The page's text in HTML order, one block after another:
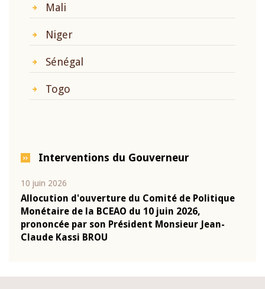
Mali
Niger
Sénégal
Togo
Interventions du Gouverneur
10 juin 2026
Allocution d'ouverture du Comité de Politique
Monétaire de la BCEAO du 10 juin 2026,
prononcée par son Président Monsieur Jean-
Claude Kassi BROU